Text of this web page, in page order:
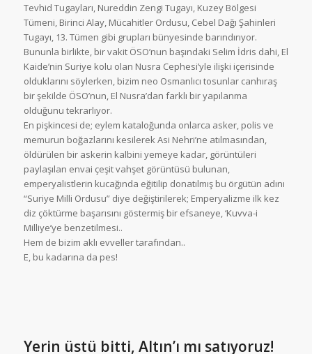
Tevhid Tugayları, Nureddin Zengi Tugayı, Kuzey Bölgesi
Tümeni, Birinci Alay, Mücahitler Ordusu, Cebel Dağı Şahinleri
Tugayı, 13. Tümen gibi grupları bünyesinde barındırıyor.
Bununla birlikte, bir vakit ÖSO’nun başındaki Selim İdris dahi, El
Kaide’nin Suriye kolu olan Nusra Cephesi’yle ilişki içerisinde
olduklarını söylerken, bizim neo Osmanlıcı tosunlar canhıraş
bir şekilde ÖSO’nun, El Nusra’dan farklı bir yapılanma
olduğunu tekrarlıyor.
En pişkincesi de; eylem kataloğunda onlarca asker, polis ve
memurun boğazlarını kesilerek Asi Nehri’ne atılmasından,
öldürülen bir askerin kalbini yemeye kadar, görüntüleri
paylaşılan envai çeşit vahşet görüntüsü bulunan,
emperyalistlerin kucağında eğitilip donatılmış bu örgütün adını
“Suriye Milli Ordusu” diye değiştirilerek; Emperyalizme ilk kez
diz çöktürme başarısını göstermiş bir efsaneye, ‘Kuvva-i
Milliye’ye benzetilmesi..
Hem de bizim aklı evveller tarafından..
E, bu kadarına da pes!
Yerin üstü bitti, Altın’ı mı satıyoruz!